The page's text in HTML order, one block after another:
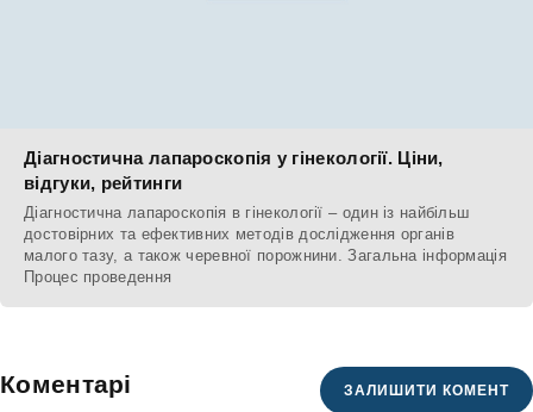
Діагностична лапароскопія у гінекології. Ціни,
відгуки, рейтинги
Діагностична лапароскопія в гінекології – один із найбільш
достовірних та ефективних методів дослідження органів
малого тазу, а також черевної порожнини. Загальна інформація
Процес проведення
Коментарі ЗАЛИШИТИ КОМЕНТ